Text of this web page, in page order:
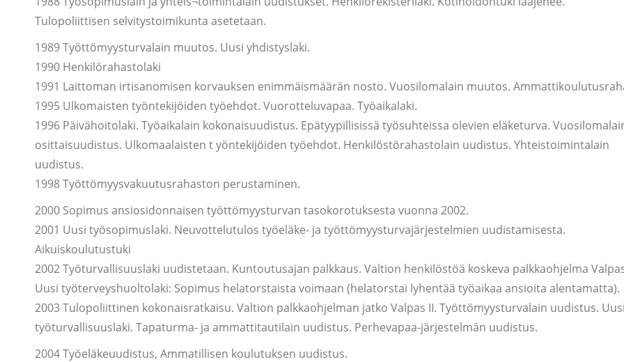
Tulopoliittisen selvitystoimikunta asetetaan.
1989 Työttömyysturvalain muutos. Uusi yhdistyslaki.
1990 Henkilörahastolaki
1991 Laittoman irtisanomisen korvauksen enimmäismäärän nosto. Vuosilomalain muutos.
1995 Ulkomaisten työntekijöiden työehdot. Vuorotteluvapaa. Työaikalaki.
1996 Päivähoitolaki. Työaikalain kokonaisuudistus. Epätyypillisissä työsuhteissa olevien eläketurva.
osittaisuudistus. Ulkomaalaisten t yöntekijöiden työehdot. Henkilöstörahastolain uudistus. Yhteistoimintalain
uudistus.
1998 Työttömyysvakuutusrahaston perustaminen.
2000 Sopimus ansiosidonnaisen työttömyysturvan tasokorotuksesta vuonna 2002.
2001 Uusi työsopimuslaki. Neuvottelutulos työeläke- ja työttömyysturvajärjestelmien uudistamisesta.
Aikuiskoulutustuki
2002 Työturvallisuuslaki uudistetaan. Kuntoutusajan palkkaus. Valtion henkilöstöä koskeva palkkaohjelma
Uusi työterveyshuoltolaki: Sopimus helatorstaista voimaan (helatorstai lyhentää työaikaa ansioita alentamatta).
2003 Tulopoliittinen kokonaisratkaisu. Valtion palkkaohjelman jatko Valpas II. Työttömyysturvalain uudistus. Uusi
työturvallisuuslaki. Tapaturma- ja ammattitautilain uudistus. Perhevapaa-järjestelmän uudistus.
2004 Työeläkeuudistus, Ammatillisen koulutuksen uudistus.